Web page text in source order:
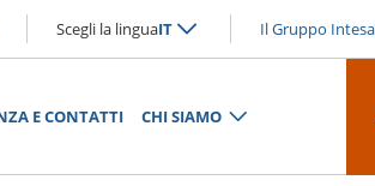
Scegli la linguaIT Il Gruppo
E CONTATTI CHI SIAMO